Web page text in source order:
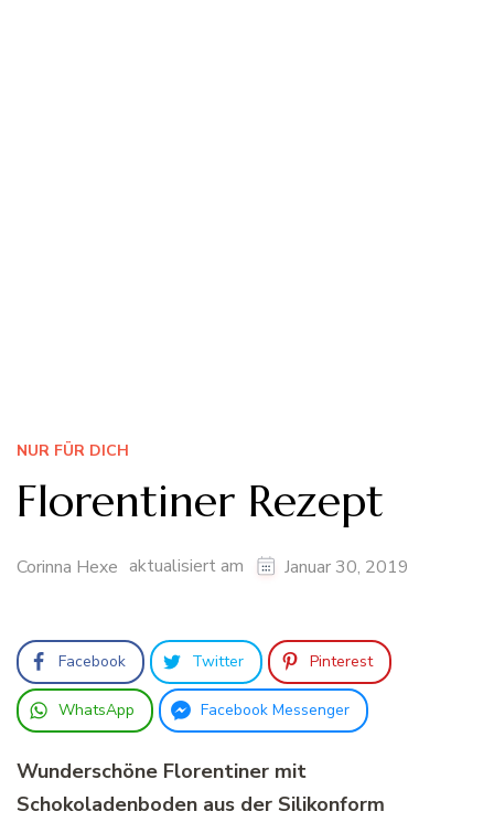
NUR FÜR DICH
Florentiner Rezept
Corinna Hexe aktualisiert am Januar 30, 2019
Facebook Twitter Pinterest
WhatsApp Facebook Messenger
Wunderschöne Florentiner mit
Schokoladenboden aus der Silikonform